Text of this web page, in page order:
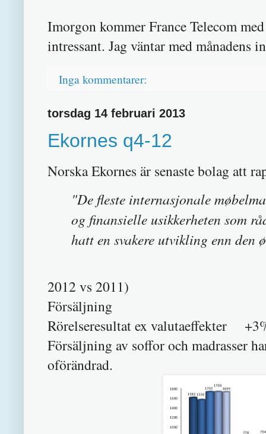
Imorgon kommer France Telecom
intressant. Jag väntar med månadens
Inga kommentarer:
torsdag 14 februari 2013
Ekornes q4-12
Norska Ekornes är senaste bolag att
"De fleste internasjonale
og finansielle usikkerheten som
hatt en svakere utvikling enn den
2012 vs 2011)
Försäljning
Rörelseresultat ex valutaeffekter
Försäljning av soffor och madrasser
oförändrad.